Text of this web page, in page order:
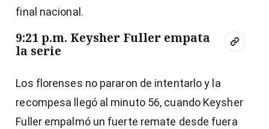
final nacional.
9:21 p.m. Keysher Fuller empata
la serie
Los florenses no pararon de intentarlo y la
recompesa llegó al minuto 56, cuando Keysher
Fuller empalmó un fuerte remate desde fuera